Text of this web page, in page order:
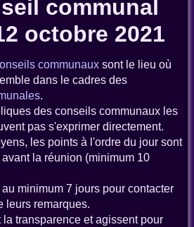
communal
octobre 2021
communaux sont le lieu où
dans le cadres des
.
des conseils communaux les
pas s'exprimer directement.
les points à l'ordre du jour sont
la réunion (minimum 10
minimum 7 jours pour contacter
leurs remarques.
la transparence et agissent pour